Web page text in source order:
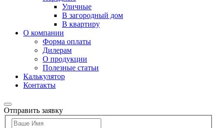
Уличные
В загородный дом
В квартиру
О компании
Форма оплаты
Дилерам
О продукции
Полезные статьи
Калькулятор
Контакты
Отправить заявку